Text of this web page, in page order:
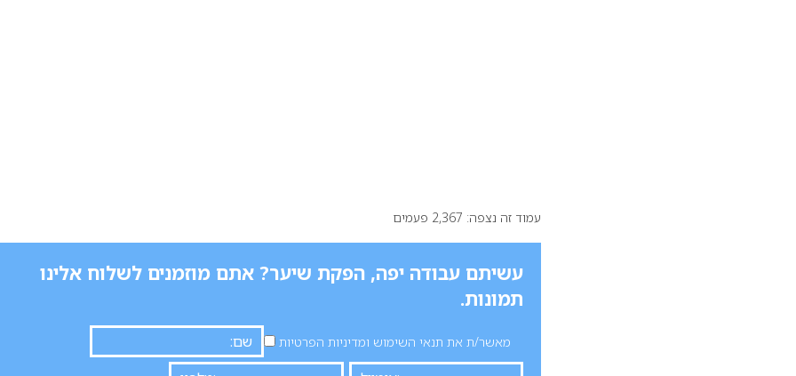
עמוד זה נצפה: 2,367 פעמים
עשיתם עבודה יפה, הפקת שיער? אתם מוזמנים לשלוח אלינו
תמונות.
מאשר/ת את תנאי השימוש ומדיניות הפרטיות